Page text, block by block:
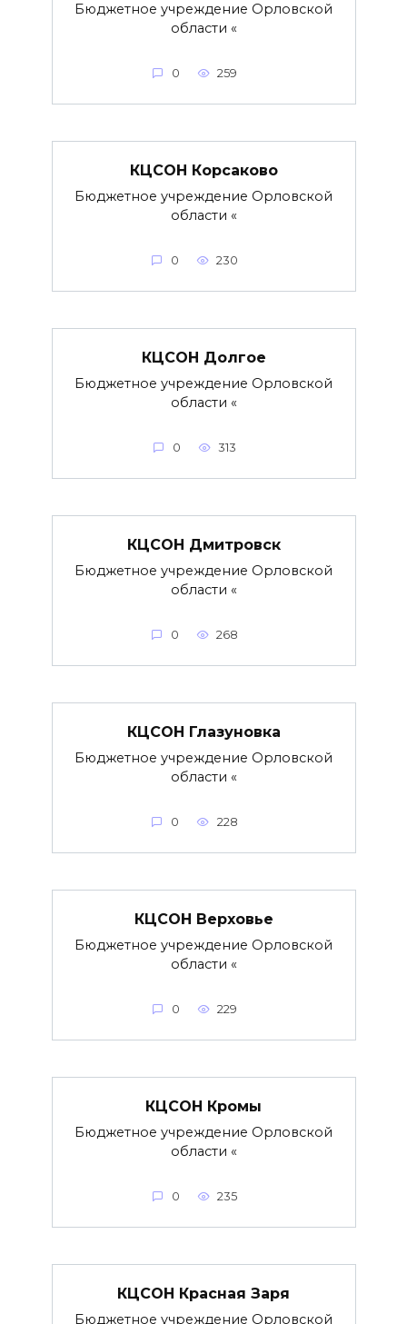
Бюджетное учреждение Орловской
области «
0 259
КЦСОН Корсаково
Бюджетное учреждение Орловской
области «
0 230
КЦСОН Долгое
Бюджетное учреждение Орловской
области «
0 313
КЦСОН Дмитровск
Бюджетное учреждение Орловской
области «
0 268
КЦСОН Глазуновка
Бюджетное учреждение Орловской
области «
0 228
КЦСОН Верховье
Бюджетное учреждение Орловской
области «
0 229
КЦСОН Кромы
Бюджетное учреждение Орловской
области «
0 235
КЦСОН Красная Заря
Бюджетное учреждение Орловской